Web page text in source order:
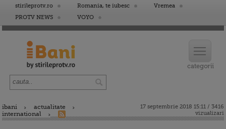
stirileprotv.ro Romania, te iubesc
Vremea
PROTV NEWS
VOYO
ibani
actualitate
international
17 septembrie 2018 15:11 / 3416
vizualizari